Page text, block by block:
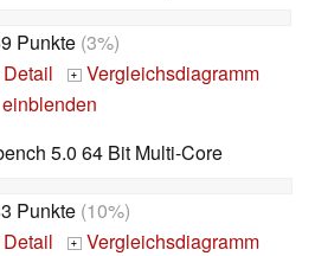
Punkte (3%)
+ Vergleichsdiagramm
einblenden
5.0 64 Bit Multi-Core
Punkte (10%)
+ Vergleichsdiagramm